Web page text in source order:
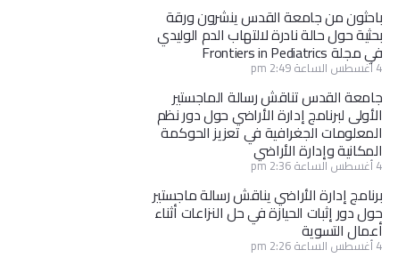
باحثون من جامعة القدس ينشرون ورقة
بحثية حول حالة نادرة لالتهاب الدم الوليدي
في مجلة Frontiers in Pediatrics
4 أغسطس الساعة 2:49 pm
جامعة القدس تناقش رسالة الماجستير
الأولى لبرنامج إدارة الأراضي حول دور نظم
المعلومات الجغرافية في تعزيز الحوكمة
المكانية وإدارة الأراضي
4 أغسطس الساعة 2:36 pm
برنامج إدارة الأراضي يناقش رسالة ماجستير
حول دور إثبات الحيازة في حل النزاعات أثناء
أعمال التسوية
4 أغسطس الساعة 2:26 pm